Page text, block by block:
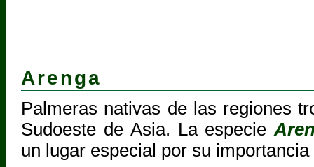
Arenga
Palmeras nativas de las regiones
Sudoeste de Asia. La especie
un lugar especial por su